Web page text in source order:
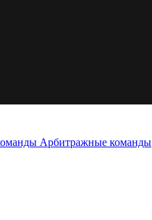
Арбитражные команды